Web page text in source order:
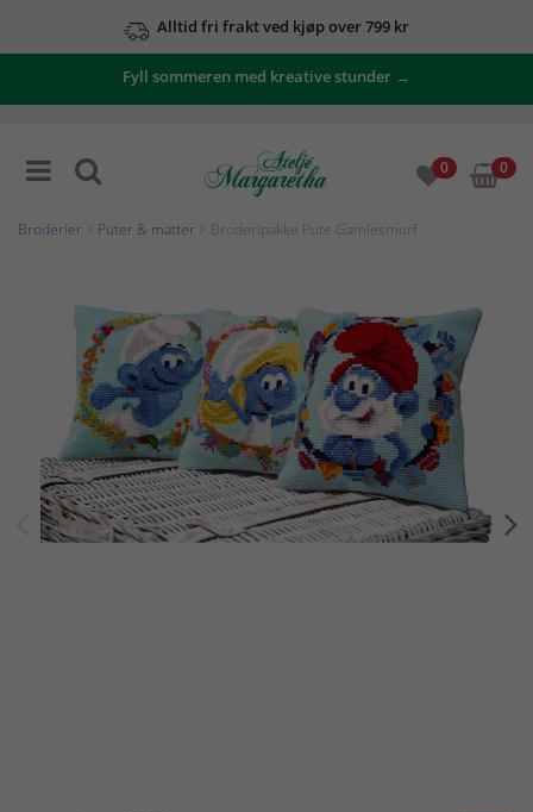
Alltid fri frakt ved kjøp over 799 kr
Fyll sommeren med kreative stunder →
0 0
Broderier Puter & matter > Broderipakke Pute Gamlesmurf